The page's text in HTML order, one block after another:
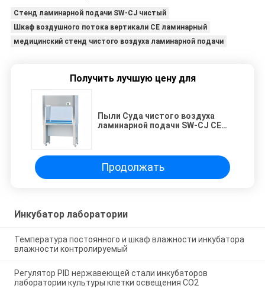
Стенд ламинарной подачи SW-CJ чистый
Шкаф воздушного потока вертикали CE ламинарный
медицинский стенд чистого воздуха ламинарной подачи
Получить лучшую цену для
Пыли Суда чистого воздуха
ламинарной подачи SW-CJ CE
Продолжать
Инкубатор лаборатории
Температура постоянного и шкаф влажности инкубатора
влажности контролируемый
Регулятор PID нержавеющей стали инкубаторов
лаборатории культуры клетки освещения СО2